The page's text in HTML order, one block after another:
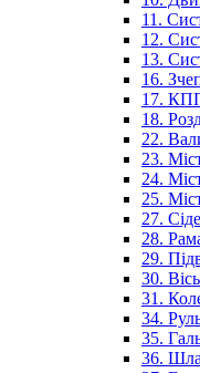
11.
12.
13.
16.
17.
18.
22.
23.
24.
25.
27.
28.
29.
30.
31.
34.
35.
36.